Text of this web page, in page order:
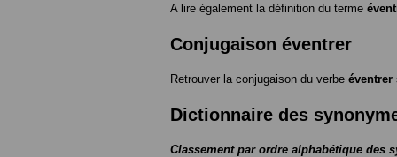
A lire également la définition du terme
Conjugaison éventrer
Retrouver la conjugaison du verbe éventrer
Dictionnaire des
Classement par ordre alphabétique des